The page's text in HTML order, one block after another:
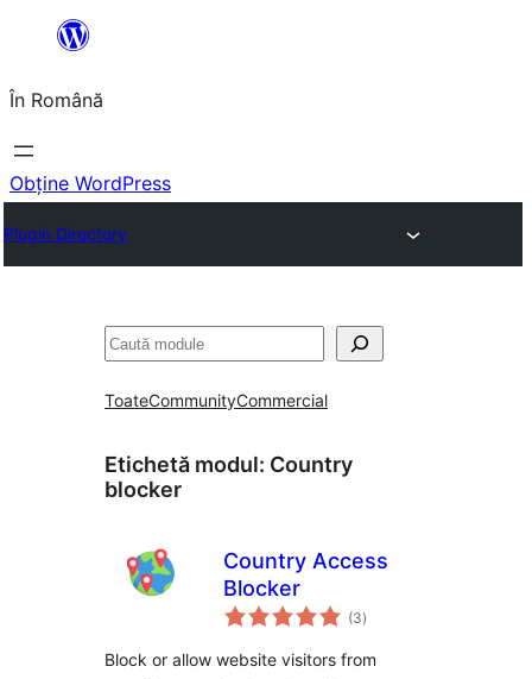
conținut
În Română
Obține WordPress
Plugin Directory
Caută
ToateCommunityCommercial
Etichetă modul: Country
blocker
Country Access
Blocker
(3total
aprecieri
)
Block or allow website visitors from